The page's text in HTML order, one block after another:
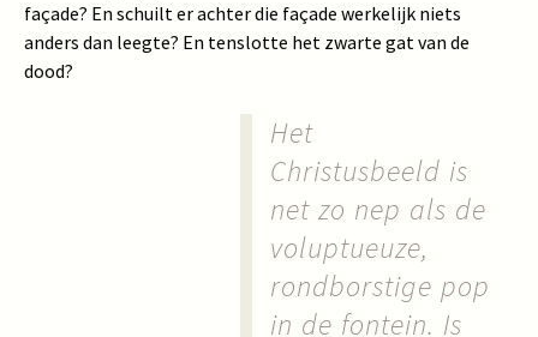
façade? En schuilt er achter die façade werkelijk niets
anders dan leegte? En tenslotte het zwarte gat van de
dood?
Het
Christusbeeld is
net zo nep als de
voluptueuze,
rondborstige pop
in de fontein. Is